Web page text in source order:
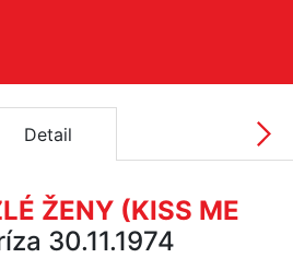
Detail
ŽENY (KISS ME
30.11.1974